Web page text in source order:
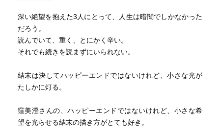
深い絶望を抱えた3人にとって、人生は暗闇でしかなかった
だろう。
読んでいて、重く、とにかく辛い。
それでも続きを読まずにいられない。
結末は決してハッピーエンドではないけれど、小さな光が
たしかに灯る。
窪美澄さんの、ハッピーエンドではないけれど、小さな希
望を光らせる結末の描き方がとても好き。